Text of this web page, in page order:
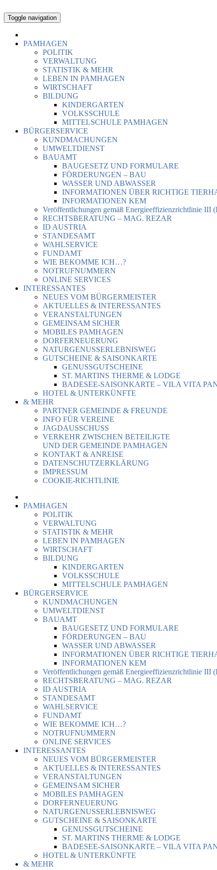
Toggle navigation
PAMHAGEN
POLITIK
VERWALTUNG
STATISTIK & MEHR
LEBEN IN PAMHAGEN
WIRTSCHAFT
BILDUNG
KINDERGARTEN
VOLKSSCHULE
MITTELSCHULE PAMHAGEN
BÜRGERSERVICE
KUNDMACHUNGEN
UMWELTDIENST
BAUAMT
BAUGESETZ UND FORMULARE
FÖRDERUNGEN – BAU
WASSER UND ABWASSER
INFORMATIONEN ÜBER RICHTIGE
INFORMATIONEN KEM
Veröffentlichungen gemäß Energieeffizienzrichtlinie III
RECHTSBERATUNG – MAG. REZAR
ID AUSTRIA
STANDESAMT
WAHLSERVICE
FUNDAMT
WIE BEKOMME ICH…?
NOTRUFNUMMERN
ONLINE SERVICES
INTERESSANTES
NEUES VOM BÜRGERMEISTER
AKTUELLES & INTERESSANTES
VERANSTALTUNGEN
GEMEINSAM SICHER
MOBILES PAMHAGEN
DORFERNEUERUNG
NATURGENUSSERLEBNISWEG
GUTSCHEINE & SAISONKARTE
GENUSSGUTSCHEINE
ST. MARTINS THERME & LODGE
BADESEE-SAISONKARTE – VILA VITA
HOTEL & UNTERKÜNFTE
& MEHR
PARTNER GEMEINDE & FREUNDE
INFO FÜR VEREINE
JAGDAUSSCHUSS
VERKEHR ZWISCHEN BETEILIGTE
UND DER GEMEINDE PAMHAGEN
KONTAKT & ANREISE
DATENSCHUTZERKLÄRUNG
IMPRESSUM
COOKIE-RICHTLINIE
PAMHAGEN
POLITIK
VERWALTUNG
STATISTIK & MEHR
LEBEN IN PAMHAGEN
WIRTSCHAFT
BILDUNG
KINDERGARTEN
VOLKSSCHULE
MITTELSCHULE PAMHAGEN
BÜRGERSERVICE
KUNDMACHUNGEN
UMWELTDIENST
BAUAMT
BAUGESETZ UND FORMULARE
FÖRDERUNGEN – BAU
WASSER UND ABWASSER
INFORMATIONEN ÜBER RICHTIGE
INFORMATIONEN KEM
Veröffentlichungen gemäß Energieeffizienzrichtlinie III
RECHTSBERATUNG – MAG. REZAR
ID AUSTRIA
STANDESAMT
WAHLSERVICE
FUNDAMT
WIE BEKOMME ICH…?
NOTRUFNUMMERN
ONLINE SERVICES
INTERESSANTES
NEUES VOM BÜRGERMEISTER
AKTUELLES & INTERESSANTES
VERANSTALTUNGEN
GEMEINSAM SICHER
MOBILES PAMHAGEN
DORFERNEUERUNG
NATURGENUSSERLEBNISWEG
GUTSCHEINE & SAISONKARTE
GENUSSGUTSCHEINE
ST. MARTINS THERME & LODGE
BADESEE-SAISONKARTE – VILA VITA
HOTEL & UNTERKÜNFTE
& MEHR